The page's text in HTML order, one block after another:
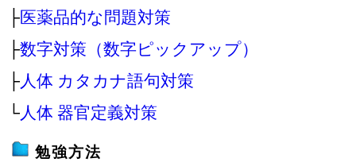
├医薬品的な問題対策
├数字対策（数字ピックアップ）
├人体 カタカナ語句対策
└人体 器官定義対策
勉強方法